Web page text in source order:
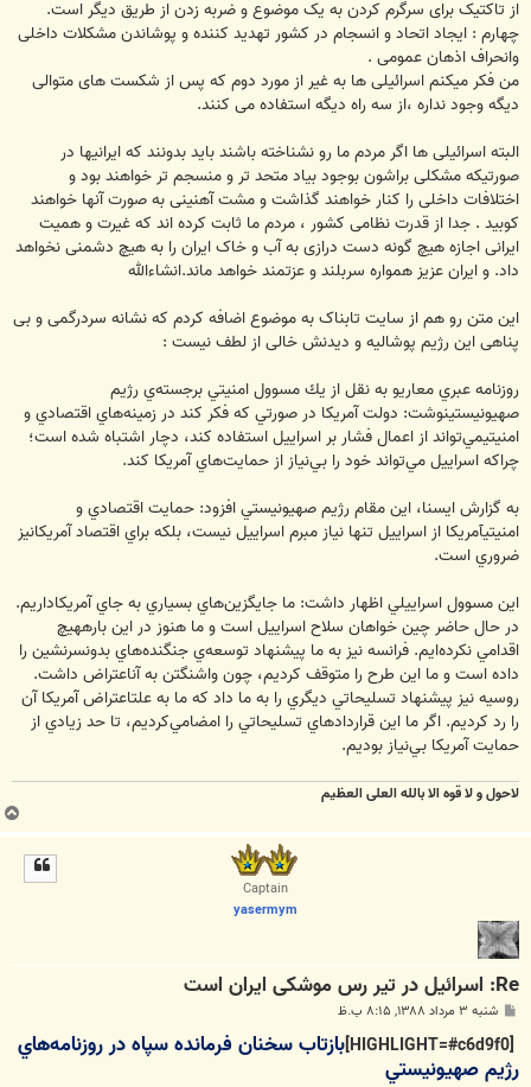
از تاکتیک برای سرگرم کردن به یک موضوع و ضربه زدن از طریق دیگر است.
چهارم : ایجاد اتحاد و انسجام در کشور تهدید کننده و پوشاندن مشکلات داخلی
وانحراف اذهان عمومی .
من فکر میکنم اسرائیلی ها به غیر از مورد دوم که پس از شکست های متوالی
دیگه وجود نداره ،از سه راه دیگه استفاده می کنند.
البته اسرائیلی ها اگر مردم ما رو نشناخته باشند باید بدونند که ایرانیها در
صورتیکه مشکلی براشون بوجود بیاد متحد تر و منسجم تر خواهند بود و
اختلافات داخلی را کنار خواهند گذاشت و مشت آهنینی به صورت آنها خواهند
کوبید . جدا از قدرت نظامی کشور ، مردم ما ثابت کرده اند که غیرت و همیت
ایرانی اجازه هیچ گونه دست درازی به آب و خاک ایران را به هیچ دشمنی نخواهد
داد. و ایران عزیز همواره سربلند و عزتمند خواهد ماند.انشاءالله
این متن رو هم از سایت تابناک به موضوع اضافه کردم که نشانه سردرگمی و بی
پناهی این رژیم پوشالیه و دیدنش خالی از لطف نیست :
روزنامه عبري معاريو به نقل از يك مسوول امنيتي برجسته‌ي رژيم
صهيونيستينوشت: دولت آمريكا در صورتي كه فكر كند در زمينه‌هاي اقتصادي و
امنيتيمي‌تواند از اعمال فشار بر اسراييل استفاده كند، دچار اشتباه شده است؛
چراكه اسراييل مي‌تواند خود را بي‌نياز از حمايت‌هاي آمريكا كند.
به گزارش ايسنا، اين مقام رژيم صهيونيستي افزود: حمايت اقتصادي و
امنيتيآمريكا از اسراييل تنها نياز مبرم اسراييل نيست، بلكه براي اقتصاد آمريكانيز
ضروري است.
اين مسوول اسراييلي اظهار داشت: ما جايگزين‌هاي بسياري به جاي آمريكاداريم.
در حال حاضر چين خواهان سلاح اسراييل است و ما هنوز در اين بارههيچ
اقدامي نكرده‌ايم. فرانسه نيز به ما پيشنهاد توسعه‌ي جنگنده‌هاي بدونسرنشين را
داده است و ما اين طرح را متوقف كرديم، چون واشنگتن به آناعتراض داشت.
روسيه نيز پيشنهاد تسليحاتي ديگري را به ما داد كه ما به علتاعتراض آمريكا آن
را رد كرديم. اگر ما اين قراردادهاي تسليحاتي را امضامي‌كرديم، تا حد زيادي از
حمايت آمريكا بي‌نياز بوديم.
لاحول و لا قوه الا بالله العلی العظیم
Captain
yasermym
Re: اسرائیل در تیر رس موشکی ایران است
ت
شنبه ۳ مرداد ۱۳۸۸, ۸:۱۵ ب.ظ
[HIGHLIGHT=#c6d9f0] بازتاب سخنان فرمانده سپاه در روزنامه‌هاي
رژيم صهيونيستي